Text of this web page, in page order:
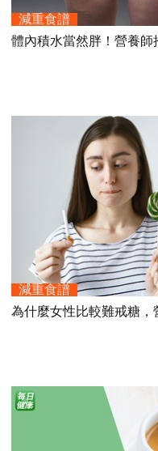
減重食譜
體內積水當然胖！營養
減重食譜
為什麼女性比較難戒糖，